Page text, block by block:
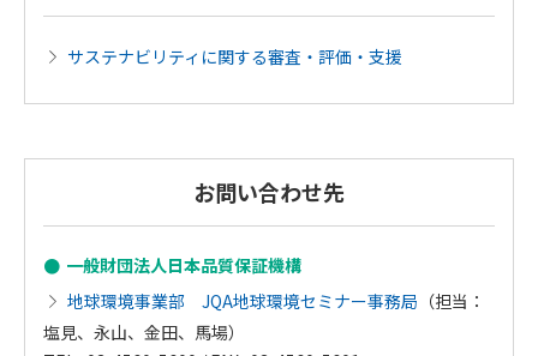
サステナビリティに関する審査・評価・支援
お問い合わせ先
一般財団法人日本品質保証機構
地球環境事業部 JQA地球環境セミナー事務局 （担当：
塩見、永山、金田、馬場）